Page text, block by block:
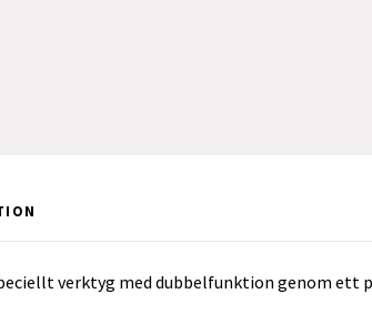
verktyg med dubbelfunktion genom ett